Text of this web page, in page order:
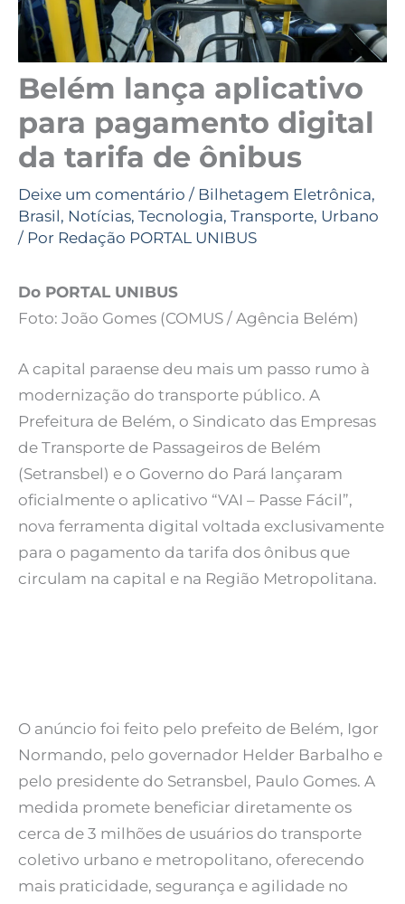
Belém lança aplicativo
para pagamento digital
da tarifa de ônibus
Deixe um comentário / Bilhetagem Eletrônica,
Brasil, Notícias, Tecnologia, Transporte, Urbano
/ Por Redação PORTAL UNIBUS
Do PORTAL UNIBUS
Foto: João Gomes (COMUS / Agência Belém)
A capital paraense deu mais um passo rumo à
modernização do transporte público. A
Prefeitura de Belém, o Sindicato das Empresas
de Transporte de Passageiros de Belém
(Setransbel) e o Governo do Pará lançaram
oficialmente o aplicativo “VAI – Passe Fácil”,
nova ferramenta digital voltada exclusivamente
para o pagamento da tarifa dos ônibus que
circulam na capital e na Região Metropolitana.
O anúncio foi feito pelo prefeito de Belém, Igor
Normando, pelo governador Helder Barbalho e
pelo presidente do Setransbel, Paulo Gomes. A
medida promete beneficiar diretamente os
cerca de 3 milhões de usuários do transporte
coletivo urbano e metropolitano, oferecendo
mais praticidade, segurança e agilidade no